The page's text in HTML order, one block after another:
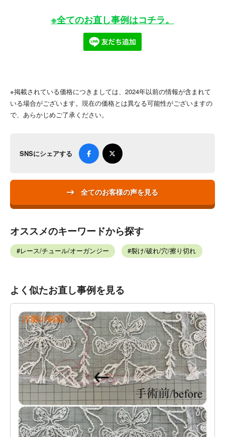
※全てのお直し事例はコチラ。
※掲載されている価格につきましては、2024年以前の情報が含まれて
いる場合がございます。現在の価格とは異なる可能性がございますの
で、あらかじめご了承ください。
SNSにシェアする
全てのお客様の声を見る
オススメのキーワードから探す
レース/チュール/オーガンジー 裂け/破れ/穴/擦り切れ
よく似たお直し事例を見る